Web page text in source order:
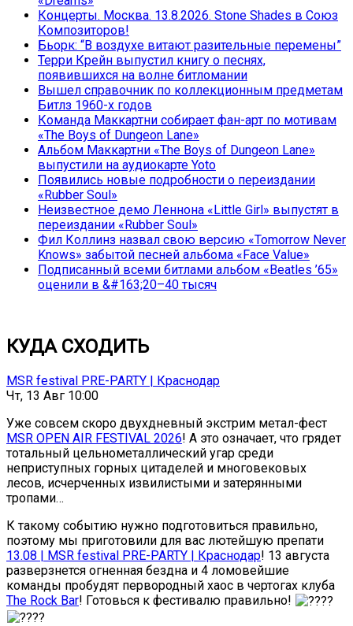
Концерты. Москва. 13.8.2026. Stone Shades в Союз
Композиторов!
Бьорк: “В воздухе витают разительные перемены”
Терри Крейн выпустил книгу о песнях,
появившихся на волне битломании
Вышел справочник по коллекционным предметам
Битлз 1960-х годов
Команда Маккартни собирает фан-арт по мотивам
«The Boys of Dungeon Lane»
Альбом Маккартни «The Boys of Dungeon Lane»
выпустили на аудиокарте Yoto
Появились новые подробности о переиздании
«Rubber Soul»
Неизвестное демо Леннона «Little Girl» выпустят в
переиздании «Rubber Soul»
Фил Коллинз назвал свою версию «Tomorrow Never
Knows» забытой песней альбома «Face Value»
Подписанный всеми битлами альбом «Beatles ’65»
оценили в &#163;20–40 тысяч
КУДА СХОДИТЬ
MSR festival PRE-PARTY | Краснодар
Чт, 13 Авг 10:00
Уже совсем скоро двухдневный экстрим метал-фест
MSR OPEN AIR FESTIVAL 2026! А это означает, что грядет
тотальный цельнометаллический угар среди
неприступных горных цитаделей и многовековых
лесов, исчерченных извилистыми и затерянными
тропами…
К такому событию нужно подготовиться правильно,
поэтому мы приготовили для вас лютейшую препати
13.08 | MSR festival PRE-PARTY | Краснодар! 13 августа
разверзнется огненная бездна и 4 ломовейшие
команды пробудят первородный хаос в чертогах клуба
The Rock Bar! Готовься к фестивалю правильно!